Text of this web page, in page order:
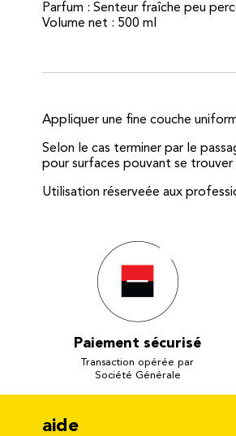
Parfum : Senteur fraîche peu
Volume net : 500 ml
Appliquer une fine couche
Selon le cas terminer par le
pour surfaces pouvant se
Utilisation réserveée aux
Paiement sécurisé
Transaction opérée par
Société Générale
aide